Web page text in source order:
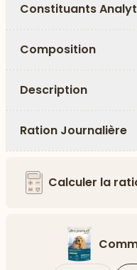
Constituants
Composition
Description
Ration Journalière
Calculer la